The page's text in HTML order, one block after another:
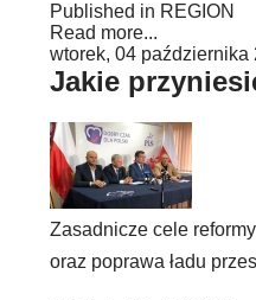
Published in REGION
Read more...
wtorek, 04 października
Jakie
Zasadnicze cele
oraz poprawa ładu